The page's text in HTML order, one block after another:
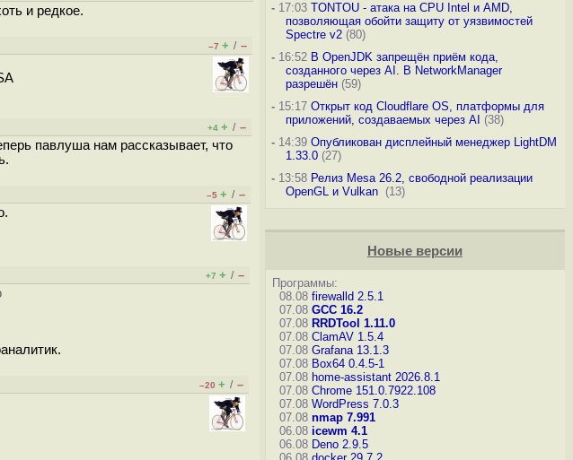
и редкое.
–7 + / –
+4 + / –
павлуша нам рассказывает, что
–5 + / –
+7 + / –
–20 + / –
-17:03 TONTOU - атака на CPU Intel и AMD,
позволяющая обойти защиту от уязвимостей
Spectre v2(80)
-16:52 В OpenJDK запрещён приём кода,
созданного через AI. В NetworkManager
разрешён(59)
-15:17 Открыт код Cloudflare OS, платформы для
приложений, создаваемых через AI (38)
-14:39 Опубликован дисплейный менеджер LightDM
1.33.0(27)
-13:58 Релиз Mesa 26.2, свободной реализации
OpenGL и Vulkan (13)
Новые версии
Программы:
08.08 firewalld 2.5.1
07.08 GCC 16.2
07.08 RRDTool 1.11.0
07.08 ClamAV 1.5.4
07.08 Grafana 13.1.3
07.08 Box64 0.4.5-1
07.08 home-assistant 2026.8.1
07.08 Chrome 151.0.7922.108
07.08 WordPress 7.0.3
07.08 nmap 7.991
06.08 icewm 4.1
06.08 Deno 2.9.5